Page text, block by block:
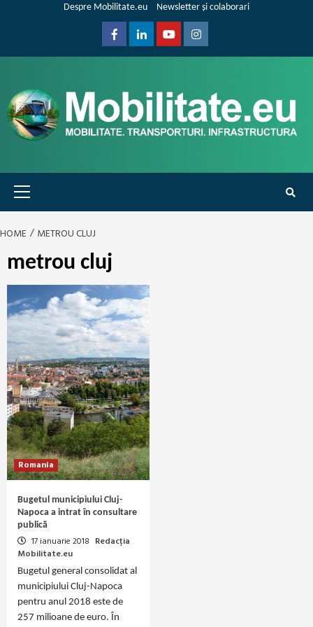
Despre Mobilitate.eu Newsletter și colaborari
FacebookLinkedinYoutubeInstagram
Primary
Menu
HOME METROU CLUJ
metrou cluj
Romania
Bugetul municipiului Cluj-
Napoca a intrat în consultare
publică
17 ianuarie 2018 Redacția
Mobilitate.eu
Bugetul general consolidat al
municipiului Cluj-Napoca
pentru anul 2018 este de
257 milioane de euro. În